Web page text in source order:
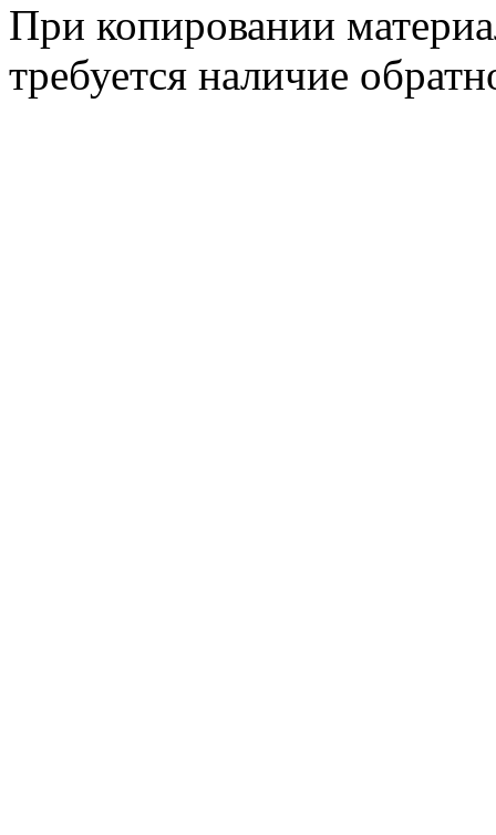
При копировании
требуется наличие